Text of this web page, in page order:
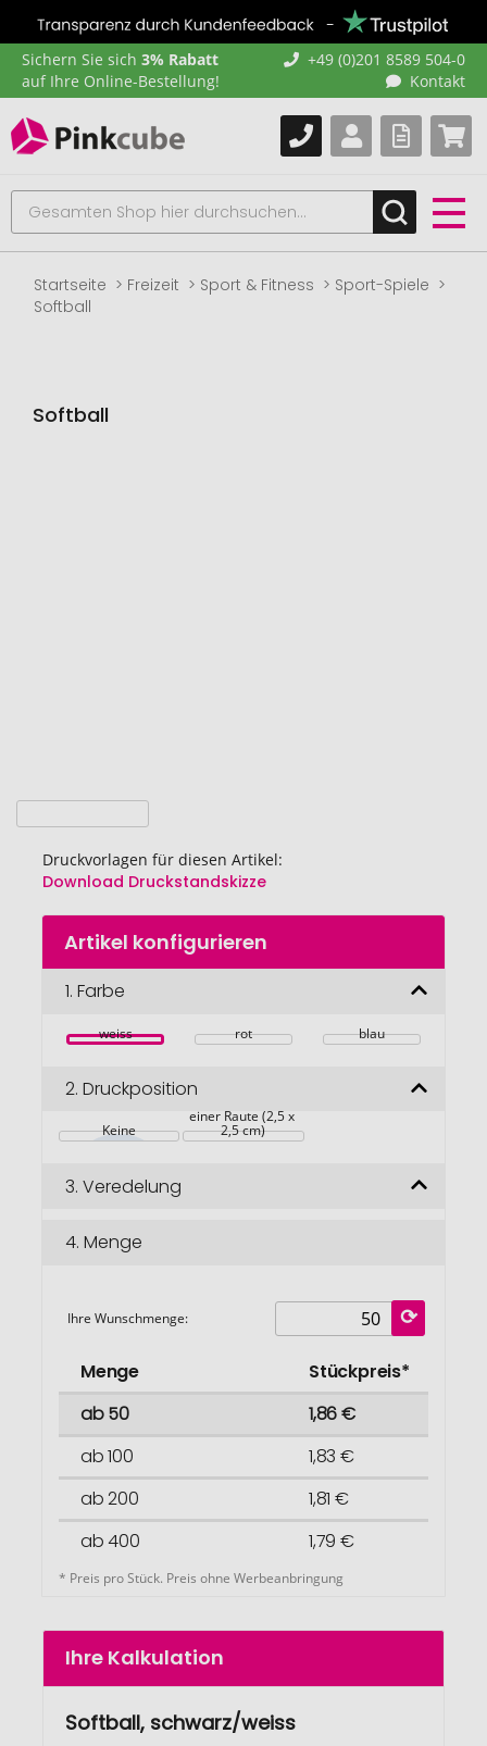
Sichern Sie sich 3% Rabatt
auf Ihre Online-Bestellung!
+49 (0)201 8589 504-0
Kontakt
Startseite Freizeit Sport & Fitness
Sport-Spiele
Softball
Softball
Druckvorlagen für diesen Artikel:
Download Druckstandskizze
Zum
Anfang
Bildgalerie
Artikel konfigurieren
1. Farbe
weiss rot blau
2. Druckposition
Keine
einer Raute (2,5 x
2,5 cm)
3. Veredelung
4. Menge
Ihre Wunschmenge:
Menge
Stückpreis*
ab 50
1,86 €
ab 100
1,83 €
ab 200
1,81 €
ab 400
1,79 €
* Preis pro Stück. Preis ohne Werbeanbringung
Ihre Kalkulation
Softball, schwarz/weiss